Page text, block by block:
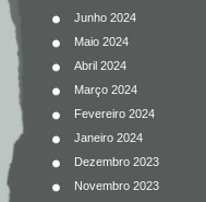
Junho 2024
Maio 2024
Abril 2024
Março 2024
Fevereiro 2024
Janeiro 2024
Dezembro 2023
Novembro 2023